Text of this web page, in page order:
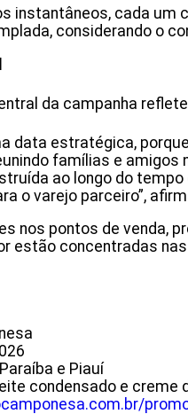
instantâneos, cada
considerando o
da campanha
data estratégica,
famílias e
ao longo do
o varejo parceiro”,
nos pontos de venda,
concentradas
e Piauí
condensado e creme